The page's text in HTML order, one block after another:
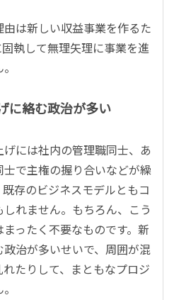
は新しい収益事業を作るた
執して無理矢理に事業を進
に絡む政治が多い
には社内の管理職同士、あ
で主権の握り合いなどが繰
存のビジネスモデルともコ
れません。もちろん、こう
ったく不要なものです。新
治が多いせいで、周囲が混
たりして、まともなプロジ